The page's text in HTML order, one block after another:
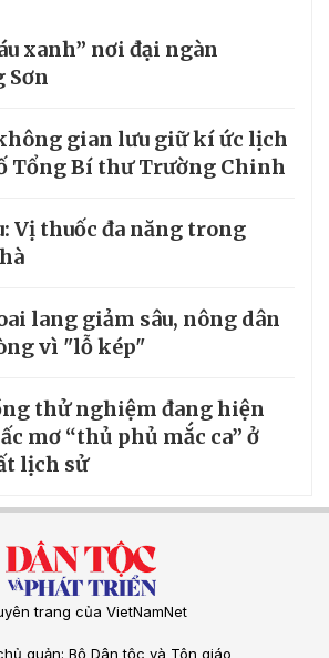
xanh” nơi đại ngàn
Sơn
gian lưu giữ kí ức lịch
Tổng Bí thư Trường Chinh
Vị thuốc đa năng trong
lang giảm sâu, nông dân
vì "lỗ kép"
thử nghiệm đang hiện
mơ “thủ phủ mắc ca” ở
lịch sử
trang của VietNamNet
quản: Bộ Dân tộc và Tôn giáo